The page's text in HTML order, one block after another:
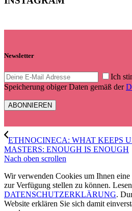
Newsletter
Ich
Speicherung obiger Daten gemäß der
ETHNOCINECA: WHAT KEEPS
MASTERS: ENOUGH IS ENOUGH
Nach oben scrollen
Wir verwenden Cookies um Ihnen
zur Verfügung stellen zu können.
DATENSCHUTZERKLÄRUNG.
Website erklären Sie sich damit